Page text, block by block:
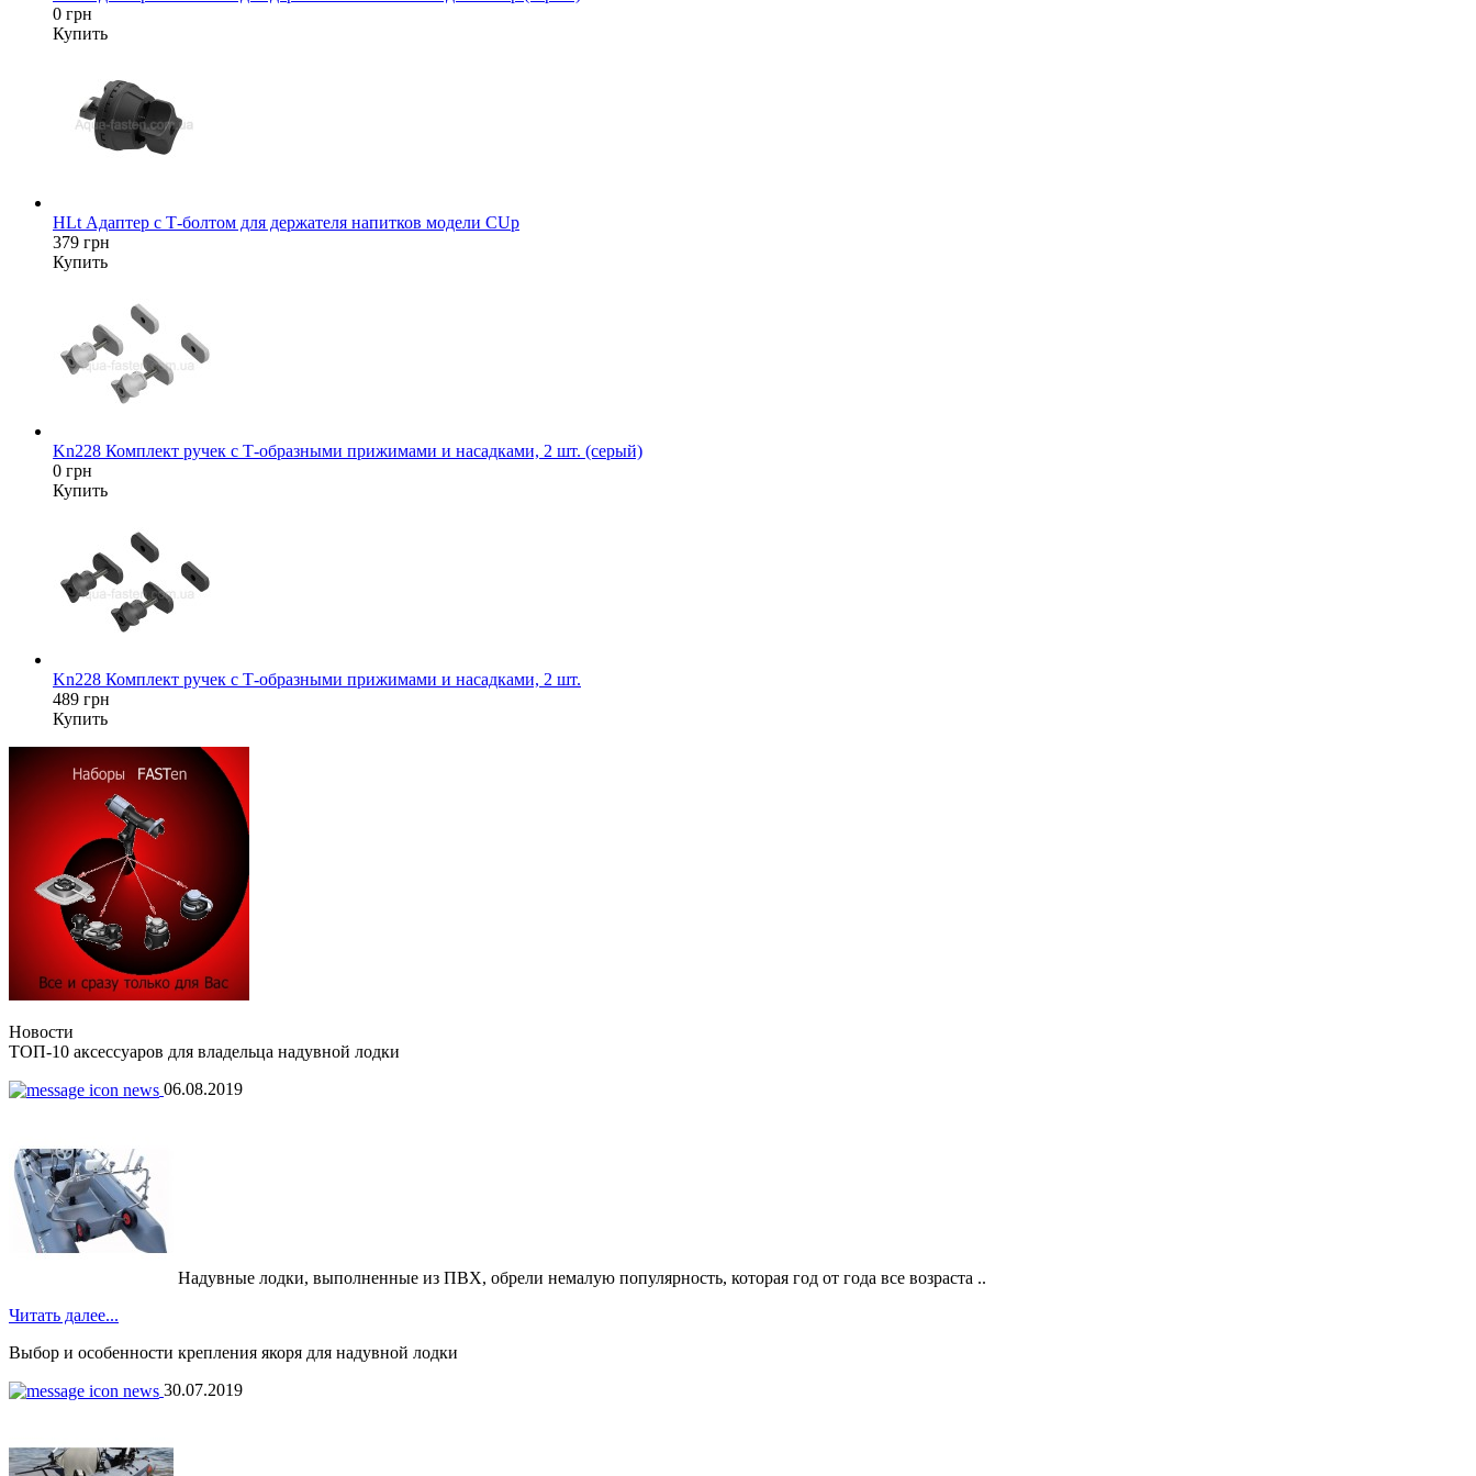
0 грн
Купить
HLt Адаптер c Т-болтом для держателя напитков модели CUp
379 грн
Купить
Kn228 Комплект ручек с Т-образными прижимами и насадками, 2 шт. (серый)
0 грн
Купить
Kn228 Комплект ручек с Т-образными прижимами и насадками, 2 шт.
489 грн
Купить
Новости
ТОП-10 аксессуаров для владельца надувной лодки
06.08.2019
Надувные лодки, выполненные из ПВХ, обрели немалую популярность, которая год от года все возраста ..
Читать далее...
Выбор и особенности крепления якоря для надувной лодки
30.07.2019